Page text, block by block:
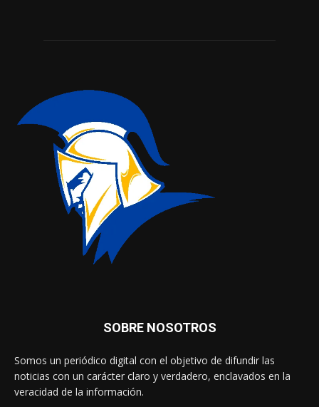
SOBRE NOSOTROS
Somos un periódico digital con el objetivo de difundir las
noticias con un carácter claro y verdadero, enclavados en la
veracidad de la información.